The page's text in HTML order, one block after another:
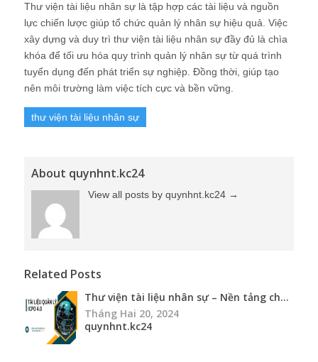
Thư viện tài liệu nhân sự là tập hợp các tài liệu và nguồn
lực chiến lược giúp tổ chức quản lý nhân sự hiệu quả. Việc
xây dựng và duy trì thư viện tài liệu nhân sự đầy đủ là chìa
khóa để tối ưu hóa quy trình quản lý nhân sự từ quá trình
tuyển dụng đến phát triển sự nghiệp. Đồng thời, giúp tạo
nên môi trường làm việc tích cực và bền vững.
thư viện tài liệu nhân sự
About quynhnt.kc24
View all posts by quynhnt.kc24 →
Related Posts
Thư viện tài liệu nhân sự – Nền tảng ch...
Tháng Hai 20, 2024
quynhnt.kc24